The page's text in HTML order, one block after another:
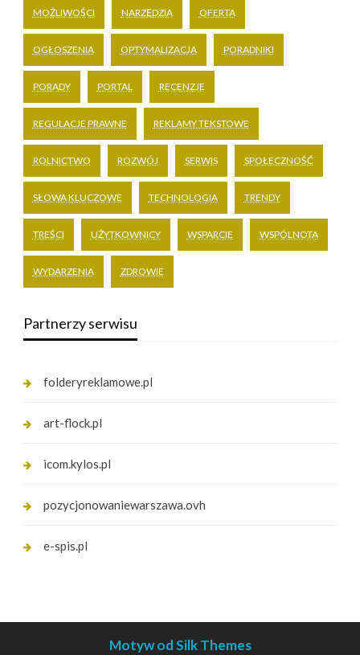
MOŻLIWOŚCI NARZĘDZIA OFERTA
OGŁOSZENIA OPTYMALIZACJA PORADNIKI
PORADY PORTAL RECENZJE
REGULACJE PRAWNE REKLAMY TEKSTOWE
ROLNICTWO ROZWÓJ SERWIS SPOŁECZNOŚĆ
SŁOWA KLUCZOWE TECHNOLOGIA TRENDY
TREŚCI UŻYTKOWNICY WSPARCIE WSPÓLNOTA
WYDARZENIA ZDROWIE
Partnerzy serwisu
folderyreklamowe.pl
art-flock.pl
icom.kylos.pl
pozycjonowaniewarszawa.ovh
e-spis.pl
Motyw od Silk Themes